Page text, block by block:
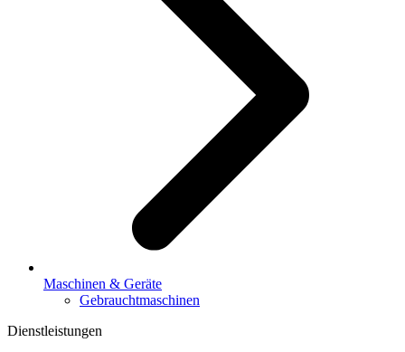
Maschinen & Geräte
Gebrauchtmaschinen
Dienstleistungen